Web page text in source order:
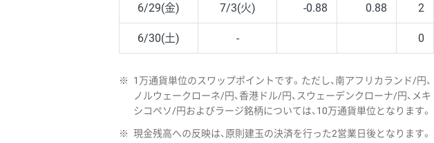
6/29(金) 7/3(火) -0.88 0.88 2
6/30(土) - 0
※
1万通貨単位のスワップポイントです。ただし、南アフリカランド/円、
ノルウェークローネ/円、香港ドル/円、スウェーデンクローナ/円、メキ
シコペソ/円およびラージ銘柄については、10万通貨単位となります。
※ 現金残高への反映は、原則建玉の決済を行った2営業日後となります。